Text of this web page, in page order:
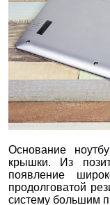
Основание
крышки. Из
появление
продолговатой
систему большим